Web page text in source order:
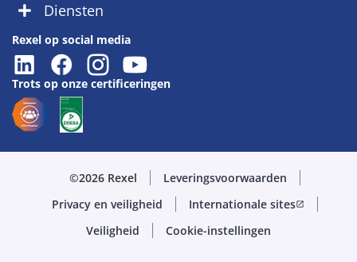
Diensten
Rexel op social media
Trots op onze certificeringen
©2026 Rexel
Leveringsvoorwaarden
Privacy en veiligheid
Internationale sitesopen_in_new
Veiligheid Cookie-instellingen